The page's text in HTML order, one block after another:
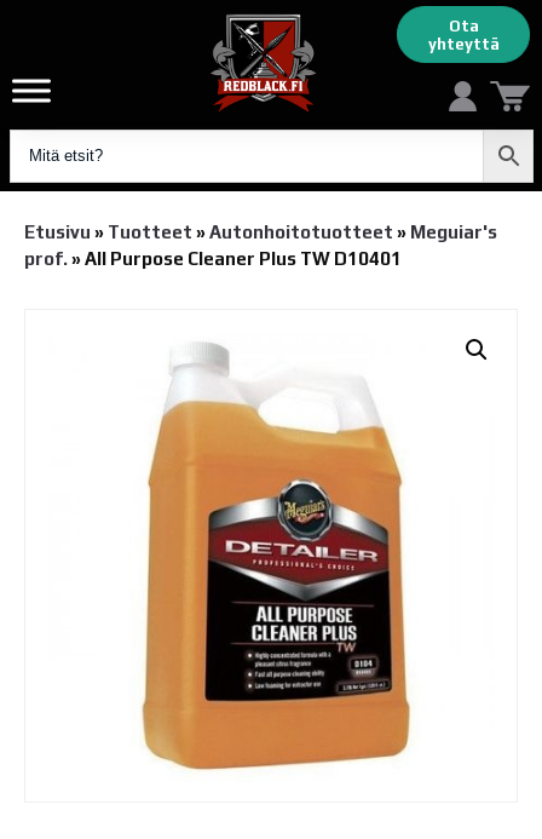
Ota
yhteyttä
Etusivu » Tuotteet » Autonhoito­tuotteet » Meguiar's
prof.» All Purpose Cleaner Plus TW D10401